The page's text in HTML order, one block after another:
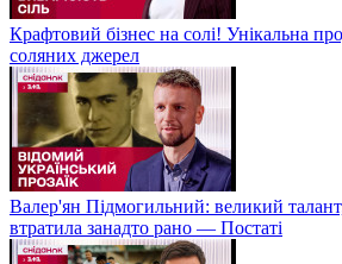
Крафтовий бізнес на солі! Унікальна
соляних джерел
Валер'ян Підмогильний: великий
втратила занадто рано — Постаті